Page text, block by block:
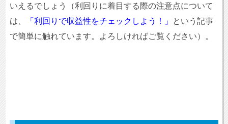
いえるでしょう（利回りに着目する際の注意点について
は、
「利回りで収益性をチェックしよう！」
という記事
で簡単に触れています。よろしければご覧ください）。